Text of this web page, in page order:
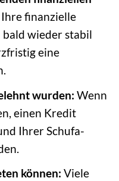
finanzielle
wieder stabil
eine
wurden: Wenn
einen Kredit
Ihrer Schufa-
können: Viele